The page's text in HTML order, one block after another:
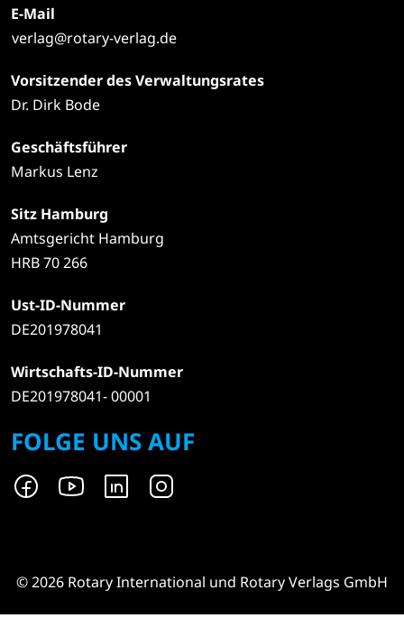
E-Mail
verlag@rotary-verlag.de
Vorsitzender des Verwaltungsrates
Dr. Dirk Bode
Geschäftsführer
Markus Lenz
Sitz Hamburg
Amtsgericht Hamburg
HRB 70 266
Ust-ID-Nummer
DE201978041
Wirtschafts-ID-Nummer
DE201978041- 00001
FOLGE UNS AUF
© 2026 Rotary International und Rotary Verlags GmbH